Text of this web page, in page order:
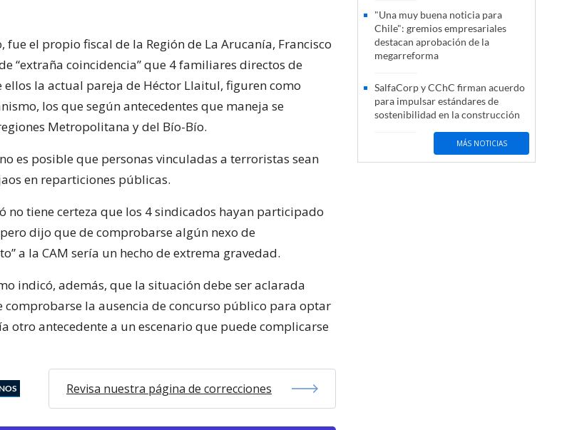
el propio fiscal de la Región de La Arucanía, Francisco
“extraña coincidencia” que 4 familiares directos de
ellos la actual pareja de Héctor Llaitul, figuren como
los que según antecedentes que maneja se
Metropolitana y del Bío-Bío.
es posible que personas vinculadas a terroristas sean
en reparticiones públicas.
no tiene certeza que los 4 sindicados hayan participado
dijo que de comprobarse algún nexo de
a la CAM sería un hecho de extrema gravedad.
indicó, además, que la situación debe ser aclarada
comprobarse la ausencia de concurso público para optar
otro antecedente a un escenario que puede complicarse
Revisa nuestra página de correcciones
"Una muy buena noticia para
Chile": gremios empresariales
destacan aprobación de la
megarreforma
SalfaCorp y CChC firman acuerdo
para impulsar estándares de
sostenibilidad en la construcción
MÁS NOTICIAS